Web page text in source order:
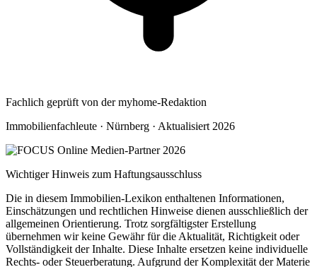
Fachlich geprüft von der myhome-Redaktion
Immobilienfachleute · Nürnberg · Aktualisiert 2026
Wichtiger Hinweis zum Haftungsausschluss
Die in diesem Immobilien-Lexikon enthaltenen Informationen,
Einschätzungen und rechtlichen Hinweise dienen ausschließlich der
allgemeinen Orientierung. Trotz sorgfältigster Erstellung
übernehmen wir keine Gewähr für die Aktualität, Richtigkeit oder
Vollständigkeit der Inhalte. Diese Inhalte ersetzen keine individuelle
Rechts- oder Steuerberatung. Aufgrund der Komplexität der Materie